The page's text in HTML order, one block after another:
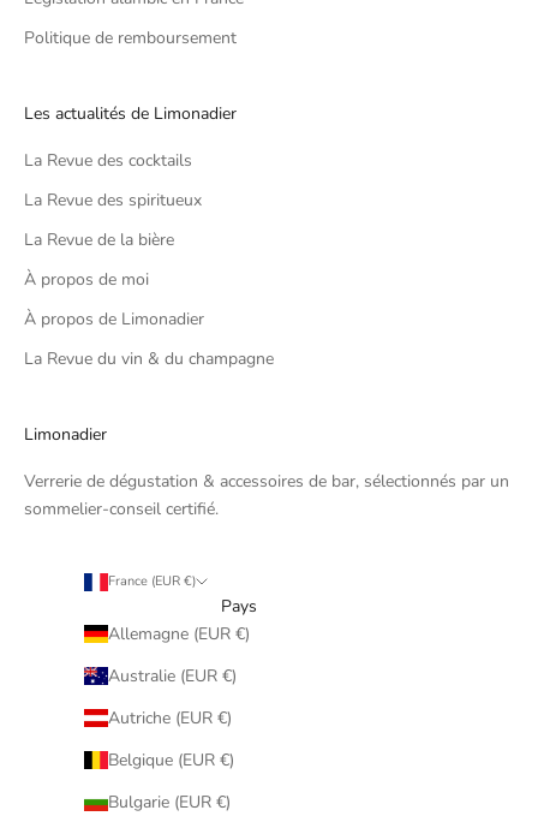
Politique de remboursement
Les actualités de Limonadier
La Revue des cocktails
La Revue des spiritueux
La Revue de la bière
À propos de moi
À propos de Limonadier
La Revue du vin & du champagne
Limonadier
Verrerie de dégustation & accessoires de bar, sélectionnés par un
sommelier-conseil certifié.
France (EUR €)
Pays
Allemagne (EUR €)
Australie (EUR €)
Autriche (EUR €)
Belgique (EUR €)
Bulgarie (EUR €)